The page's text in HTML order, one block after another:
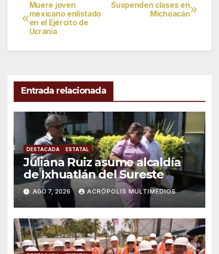
Navegación
de
entradas
Suspenden clases en
Michoacán
Muere joven
mexicano enlistado
en el Ejército de
Ucrania
Entrada relacionada
DESTACADA ESTATAL
Juliana Ruiz asume alcaldía
de Ixhuatlán del Sureste
AGO 7, 2026 ACRÓPOLIS MULTIMEDIOS